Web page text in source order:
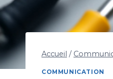
Accueil /
COMMUNICATION